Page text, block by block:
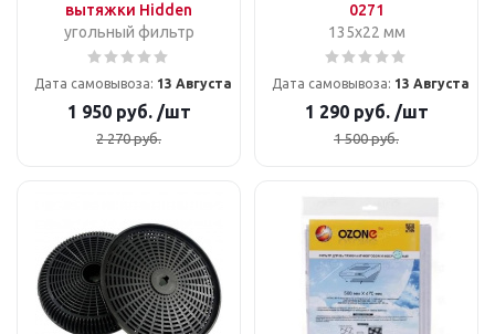
вытяжки Hidden
угольный фильтр
Дата самовывоза: 13 Августа
1 950руб. /шт
2 270руб.
0271
135x22 мм
Дата самовывоза: 13 Августа
1 290руб. /шт
1 500руб.